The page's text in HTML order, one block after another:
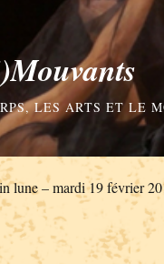
LES ARTS ET LE
lune – mardi 19 février